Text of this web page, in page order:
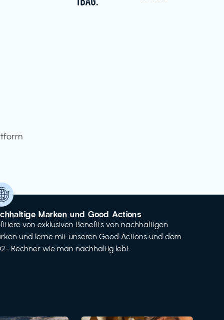
Marken und Good Actions
von exklusiven Benefits von nachhaltigen
und lerne mit unseren Good Actions und dem
Rechner wie man nachhaltig lebt